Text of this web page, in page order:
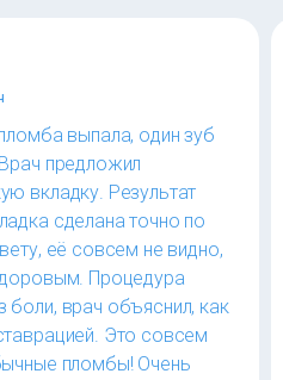
выпала, один зуб
предложил
вкладку. Результат
сделана точно по
её совсем не видно,
Процедура
врач объяснил, как
Это совсем
пломбы! Очень